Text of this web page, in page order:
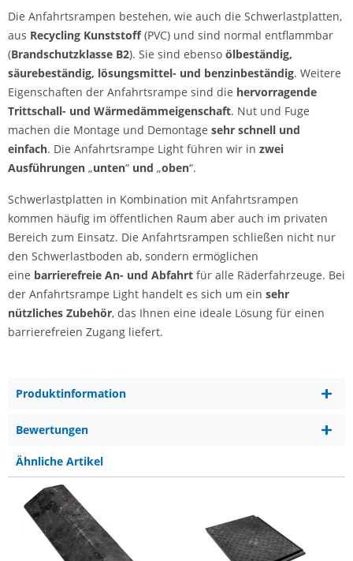
Die Anfahrtsrampen bestehen, wie auch die Schwerlastplatten,
aus Recycling Kunststoff(PVC) und sind normal entflammbar
(Brandschutzklasse B2). Sie sind ebenso ölbeständig,
säurebeständig, lösungsmittel- und benzinbeständig. Weitere
Eigenschaften der Anfahrtsrampe sind die hervorragende
Trittschall- und Wärmedämmeigenschaft. Nut und Fuge
machen die Montage und Demontage sehr schnell und
einfach. Die Anfahrtsrampe Light führen wir in zwei
Ausführungen „unten“ und „oben“.
Schwerlastplatten in Kombination mit Anfahrtsrampen
kommen häufig im öffentlichen Raum aber auch im privaten
Bereich zum Einsatz. Die Anfahrtsrampen schließen nicht nur
den Schwerlastboden ab, sondern ermöglichen
eine barrierefreie An- und Abfahrt für alle Räderfahrzeuge. Bei
der Anfahrtsrampe Light handelt es sich um ein sehr
nützliches Zubehör, das Ihnen eine ideale Lösung für einen
barrierefreien Zugang liefert.
Produktinformation
Bewertungen
Ähnliche Artikel